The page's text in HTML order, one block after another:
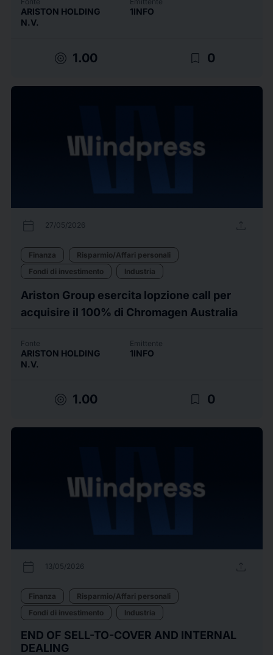
ARISTON HOLDING
N.V.
1INFO
target 1.00 bookmark_border 0
calendar_today 27/05/2026 upload
Finanza
Risparmio/Affari personali
Fondi di investimento
Industria
Ariston Group esercita lopzione call per
acquisire il 100% di Chromagen Australia
Fonte
ARISTON HOLDING
N.V.
Emittente
1INFO
target 1.00 bookmark_border 0
calendar_today 13/05/2026 upload
Finanza
Risparmio/Affari personali
Fondi di investimento
Industria
END OF SELL-TO-COVER AND INTERNAL
DEALING